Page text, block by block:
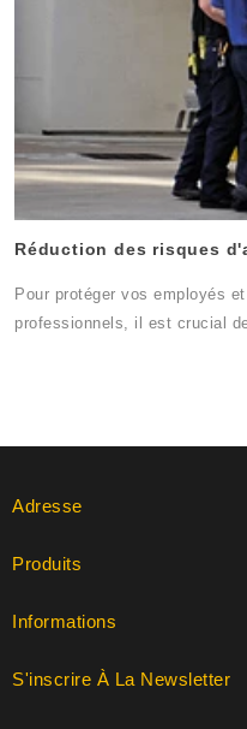
Réduction des risques
Pour protéger vos employés
professionnels, il est crucial
Adresse
Produits
Informations
S'inscrire À La Newsletter